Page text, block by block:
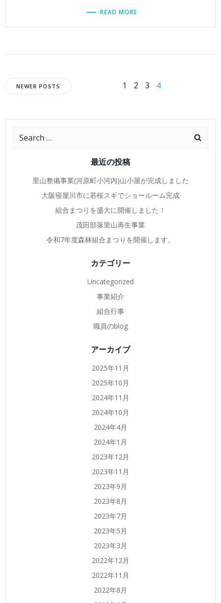
READ MORE
Posts
navigation
NEWER POSTS
Posts
navigation
Page
1 Page
2 Page
3 Page
4
Search
最近の投稿
里山整備事業(河原町小河内)山小屋が完成しました
大阪寝屋川市に若桜スギでショールーム完成
組合まつりを盛大に開催しました！
茂田部落里山再生事業
令和7年度森林組合まつりを開催します。
カテゴリー
Uncategorized
事業紹介
組合行事
職員のblog
アーカイブ
2025年11月
2025年10月
2024年11月
2024年10月
2024年4月
2024年1月
2023年12月
2023年11月
2023年9月
2023年8月
2023年7月
2023年5月
2023年3月
2022年12月
2022年11月
2022年8月